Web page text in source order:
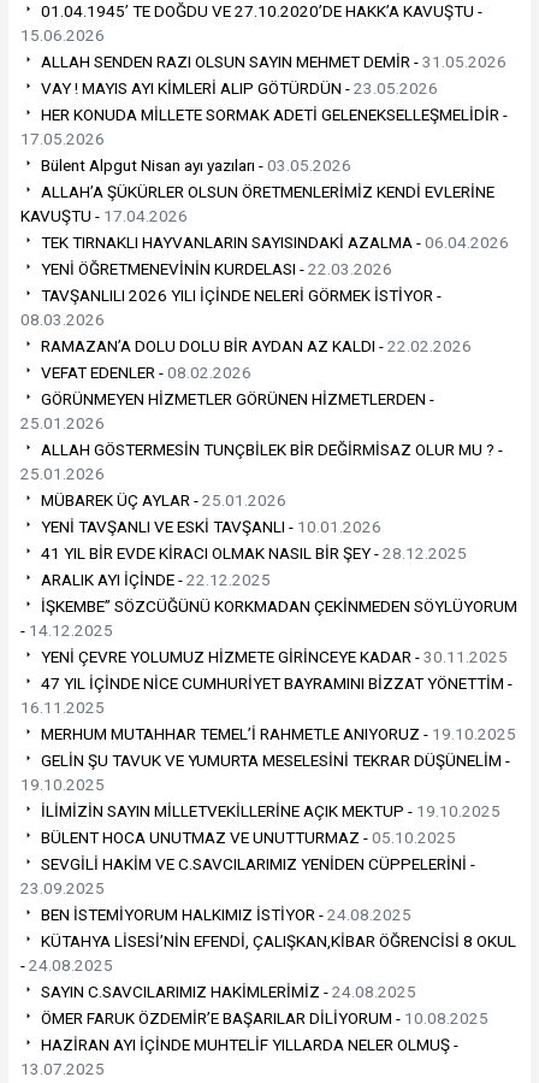
01.04.1945’ TE DOĞDU VE 27.10.2020’DE HAKK’A KAVUŞTU -
15.06.2026
ALLAH SENDEN RAZI OLSUN SAYIN MEHMET DEMİR -31.05.2026
VAY ! MAYIS AYI KİMLERİ ALIP GÖTÜRDÜN -23.05.2026
HER KONUDA MİLLETE SORMAK ADETİ GELENEKSELLEŞMELİDİR -
17.05.2026
Bülent Alpgut Nisan ayı yazıları -03.05.2026
ALLAH’A ŞÜKÜRLER OLSUN ÖRETMENLERİMİZ KENDİ EVLERİNE
KAVUŞTU - 17.04.2026
TEK TIRNAKLI HAYVANLARIN SAYISINDAKİ AZALMA -06.04.2026
YENİ ÖĞRETMENEVİNİN KURDELASI -22.03.2026
TAVŞANLILI 2026 YILI İÇİNDE NELERİ GÖRMEK İSTİYOR -
08.03.2026
RAMAZAN’A DOLU DOLU BİR AYDAN AZ KALDI -22.02.2026
VEFAT EDENLER -08.02.2026
GÖRÜNMEYEN HİZMETLER GÖRÜNEN HİZMETLERDEN -
25.01.2026
ALLAH GÖSTERMESİN TUNÇBİLEK BİR DEĞİRMİSAZ OLUR MU ? -
25.01.2026
MÜBAREK ÜÇ AYLAR -25.01.2026
YENİ TAVŞANLI VE ESKİ TAVŞANLI - 10.01.2026
41 YIL BİR EVDE KİRACI OLMAK NASIL BİR ŞEY -28.12.2025
ARALIK AYI İÇİNDE -22.12.2025
İŞKEMBE” SÖZCÜĞÜNÜ KORKMADAN ÇEKİNMEDEN SÖYLÜYORUM
- 14.12.2025
YENİ ÇEVRE YOLUMUZ HİZMETE GİRİNCEYE KADAR -30.11.2025
47 YIL İÇİNDE NİCE CUMHURİYET BAYRAMINI BİZZAT YÖNETTİM -
16.11.2025
MERHUM MUTAHHAR TEMEL’İ RAHMETLE ANIYORUZ - 19.10.2025
GELİN ŞU TAVUK VE YUMURTA MESELESİNİ TEKRAR DÜŞÜNELİM -
19.10.2025
İLİMİZİN SAYIN MİLLETVEKİLLERİNE AÇIK MEKTUP - 19.10.2025
BÜLENT HOCA UNUTMAZ VE UNUTTURMAZ -05.10.2025
SEVGİLİ HAKİM VE C.SAVCILARIMIZ YENİDEN CÜPPELERİNİ -
23.09.2025
BEN İSTEMİYORUM HALKIMIZ İSTİYOR -24.08.2025
KÜTAHYA LİSESİ’NİN EFENDİ, ÇALIŞKAN,KİBAR ÖĞRENCİSİ 8 OKUL
-24.08.2025
SAYIN C.SAVCILARIMIZ HAKİMLERİMİZ -24.08.2025
ÖMER FARUK ÖZDEMİR’E BAŞARILAR DİLİYORUM - 10.08.2025
HAZİRAN AYI İÇİNDE MUHTELİF YILLARDA NELER OLMUŞ -
13.07.2025